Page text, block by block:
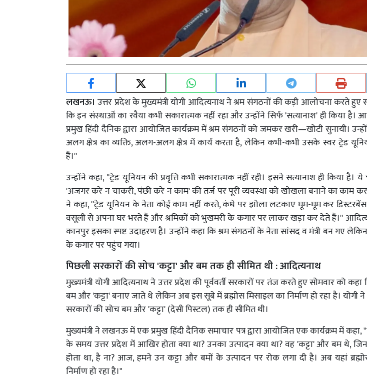
लखनऊ।उत्तर प्रदेश के मुख्यमंत्री योगी आदित्यनाथ ने श्रम संगठनों की कड़ी आलोचना करते हुए
कि इन संस्थाओं का रवैया कभी सकारात्मक नहीं रहा और उन्होंने सिर्फ 'सत्यानाश' ही किया है।
प्रमुख हिंदी दैनिक द्वारा आयोजित कार्यक्रम में श्रम संगठनों को जमकर खरी—खोटी सुनायी।
अलग क्षेत्र का व्यक्ति, अलग-अलग क्षेत्र में कार्य करता है, लेकिन कभी-कभी उसके स्वर ट्रेड
हैं।''
उन्होंने कहा, ''ट्रेड यूनियन की प्रवृत्ति कभी सकारात्मक नहीं रही। इसने सत्यानाश ही किया
'अजगर करे न चाकरी, पंछी करे न काम' की तर्ज पर पूरी व्यवस्था को खोखला बनाने का काम
ने कहा, ''ट्रेड यूनियन के नेता कोई काम नहीं करते, कंधे पर झोला लटकाए घूम-घूम कर
वसूली से अपना घर भरते हैं और श्रमिकों को भुखमरी के कगार पर लाकर खड़ा कर देते हैं।''
कानपुर इसका स्पष्ट उदाहरण है। उन्होंने कहा कि श्रम संगठनों के नेता सांसद व मंत्री बन गए
के कगार पर पहुंच गया।
पिछली सरकारों की सोच 'कट्टा' और बम तक ही सीमित थी : आदित्यनाथ
मुख्यमंत्री योगी आदित्यनाथ ने उत्तर प्रदेश की पूर्ववर्ती सरकारों पर तंज करते हुए सोमवार को
बम और 'कट्टा' बनाए जाते थे लेकिन अब इस सूबे में ब्रह्मोस मिसाइल का निर्माण हो रहा है। योगी
सरकारों की सोच बम और 'कट्टा' (देसी पिस्टल) तक ही सीमित थी।
मुख्यमंत्री ने लखनऊ में एक प्रमुख हिंदी दैनिक समाचार पत्र द्वारा आयोजित एक कार्यक्रम में कहा,
के समय उत्तर प्रदेश में आखिर होता क्या था? उनका उत्पादन क्या था? वह 'कट्टा' और बम थे,
होता था, है ना? आज, हमने उन कट्टा और बमों के उत्पादन पर रोक लगा दी है। अब यहां
निर्माण हो रहा है।"